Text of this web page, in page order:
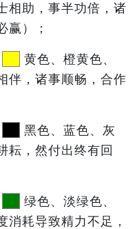
相助，事半功倍，诸
赢）；
黄色、橙黄色、
伴，诸事顺畅，合作
黑色、蓝色、灰
耘，然付出终有回
绿色、淡绿色、
消耗导致精力不足，